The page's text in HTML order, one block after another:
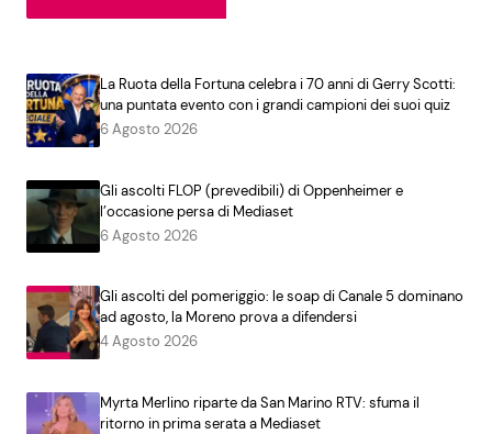
La Ruota della Fortuna celebra i 70 anni di Gerry Scotti:
una puntata evento con i grandi campioni dei suoi quiz
6 Agosto 2026
Gli ascolti FLOP (prevedibili) di Oppenheimer e
l’occasione persa di Mediaset
6 Agosto 2026
Gli ascolti del pomeriggio: le soap di Canale 5 dominano
ad agosto, la Moreno prova a difendersi
4 Agosto 2026
Myrta Merlino riparte da San Marino RTV: sfuma il
ritorno in prima serata a Mediaset